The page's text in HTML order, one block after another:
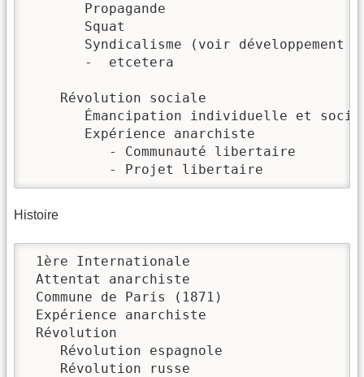
       Propagande
       Squat
Syndicalisme (voir développement
       -  etcetera
    Révolution sociale
Émancipation individuelle et
       Expérience anarchiste
          - Communauté libertaire
          - Projet libertaire
Histoire
1ère Internationale
Attentat anarchiste
Commune de Paris (1871)
Expérience anarchiste
Révolution
    Révolution espagnole
    Révolution russe